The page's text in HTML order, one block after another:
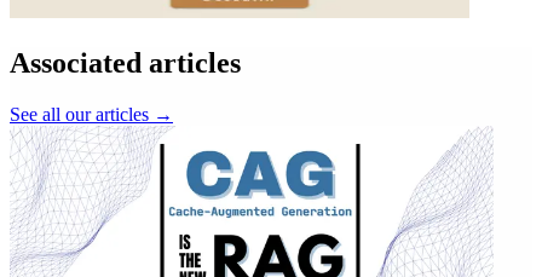
Associated articles
See all our articles →